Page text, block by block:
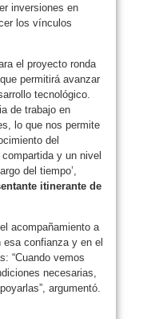
inversiones en
los vínculos
el proyecto ronda
permitirá avanzar
tecnológico.
de trabajo en
lo que nos permite
del
y un nivel
del tiempo’,
itinerante de
acompañamiento a
confianza y en el
“Cuando vemos
necesarias,
argumentó.